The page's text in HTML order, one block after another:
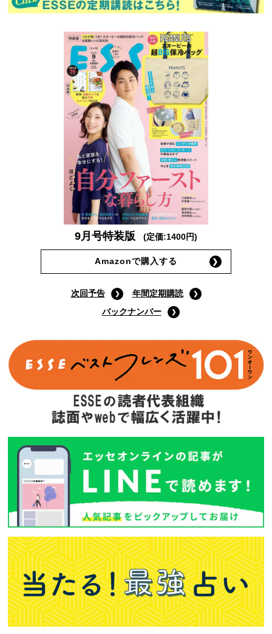
9月号特装版 (定価:1400円)
Amazonで購入する
次回予告
年間定期購読
バックナンバー